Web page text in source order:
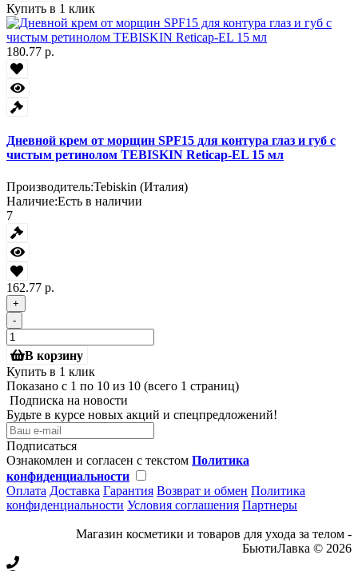
Купить в 1 клик
180.77 р.
Дневной крем от морщин SPF15 для контура глаз и губ с
чистым ретинолом TEBISKIN Reticap-EL 15 мл
Производитель:Tebiskin (Италия)
Наличие:Есть в наличии
7
162.77 р.
+
-
В корзину
Купить в 1 клик
Показано с 1 по 10 из 10 (всего 1 страниц)
Подписка на новости
Будьте в курсе новых акций и спецпредложений!
Подписаться
Ознакомлен и согласен с текстом Политика
конфиденциальности
Оплата Доставка Гарантия Возврат и обмен Политика
конфиденциальности Условия соглашения Партнеры
Магазин косметики и товаров для ухода за телом -
БьютиЛавка © 2026